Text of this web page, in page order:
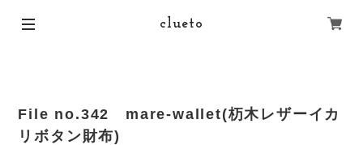
clueto
File no.342 mare-wallet(杤木レザーイカ
リボタン財布)